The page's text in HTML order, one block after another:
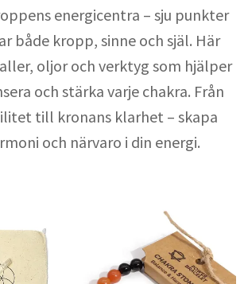
energicentra – sju punkter
både kropp, sinne och själ. Här
oljor och verktyg som hjälper
och stärka varje chakra. Från
till kronans klarhet – skapa
och närvaro i din energi.